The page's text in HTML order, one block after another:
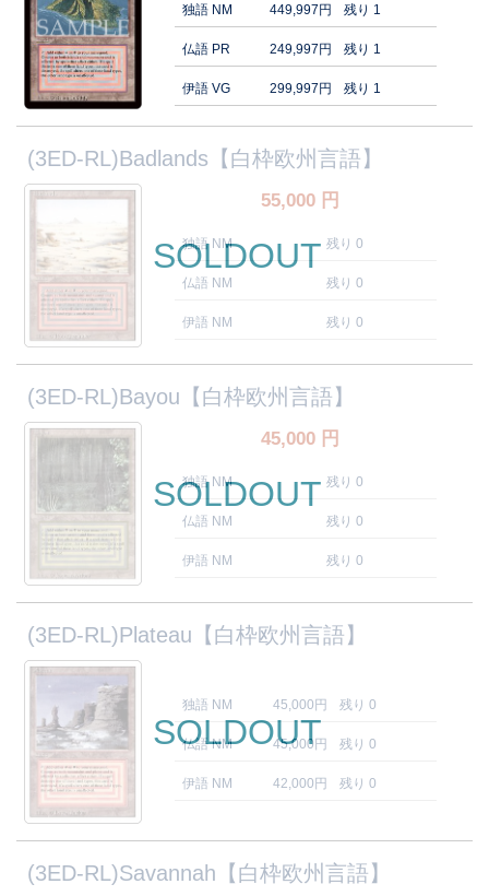
独語 NM 449,997円 残り 1
仏語 PR 249,997円 残り 1
伊語 VG 299,997円 残り 1
(3ED-RL)Badlands【白枠欧州言語】
55,000円
独語 NM 残り 0
仏語 NM 残り 0
伊語 NM 残り 0
SOLDOUT
(3ED-RL)Bayou【白枠欧州言語】
45,000円
独語 NM 残り 0
仏語 NM 残り 0
伊語 NM 残り 0
SOLDOUT
(3ED-RL)Plateau【白枠欧州言語】
独語 NM 45,000円 残り 0
仏語 NM 45,000円 残り 0
伊語 NM 42,000円 残り 0
SOLDOUT
(3ED-RL)Savannah【白枠欧州言語】